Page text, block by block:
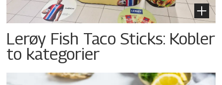
Lerøy Fish Taco Sticks: Kobler
to kategorier